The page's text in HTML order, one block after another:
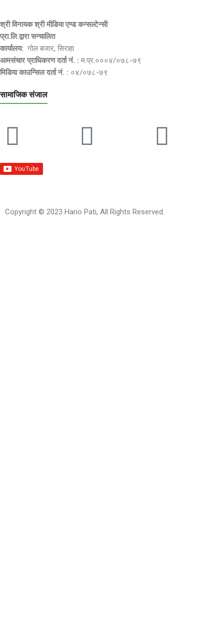
श्री विनायक श्री मीडिया एण्ड कन्सल्टेन्सी
प्रा.लि.द्वारा सन्चालित
कार्यालय: गोल बजार, सिराहा
आमसंचार प्राधिकरण दर्ता नं. : म.प्र.०००४/०७८-७९
मिडिया काउन्सिल दर्ता नं. : ०४/०७८-७९
सामाजिक संजाल
Copyright © 2023 Hario Pati, All Rights Reserved.